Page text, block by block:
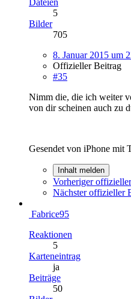
Dateien
5
Bilder
705
8. Januar 2015 um
Offizieller Beitrag
#35
Nimm die, die ich weiter
von dir scheinen auch zu
Gesendet von iPhone mit
Inhalt melden
Vorheriger
Nächster offizieller
Fabrice95
Reaktionen
5
Karteneintrag
ja
Beiträge
50